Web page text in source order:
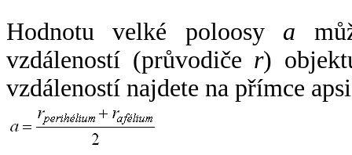
Hodnotu velké poloosy a
vzdáleností (průvodiče r)
vzdáleností najdete na přímce